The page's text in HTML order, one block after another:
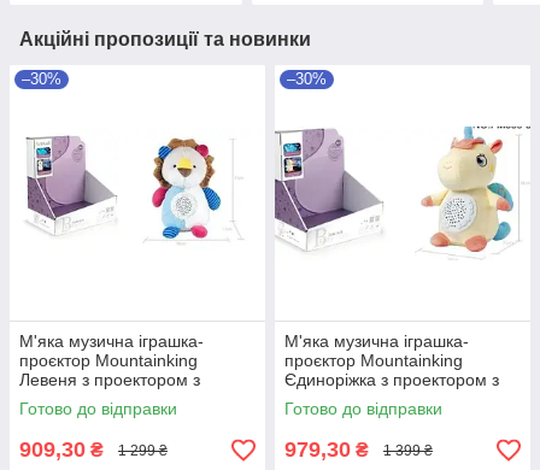
Акційні пропозиції та новинки
–30%
М'яка музична іграшка-
проєктор Mountainking
Левеня з проектором з
народження
Готово до відправки
909,30 ₴ 1 299 ₴
–30%
М'яка музична іграшка-
проєктор Mountainking
Єдиноріжка з проектором з
народження
Готово до відправки
979,30 ₴ 1 399 ₴